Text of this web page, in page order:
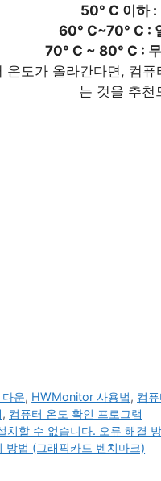
50° C 이하 :
60° C~70° C :
70° C ~ 80° C :
온도가 올라간다면, 컴
는 것을 추천
운, HWMonitor 사용법, 컴퓨
, 컴퓨터 온도 확인 프로그램
할 수 없습니다. 오류 해결
법 (그래픽카드 벤치마크)